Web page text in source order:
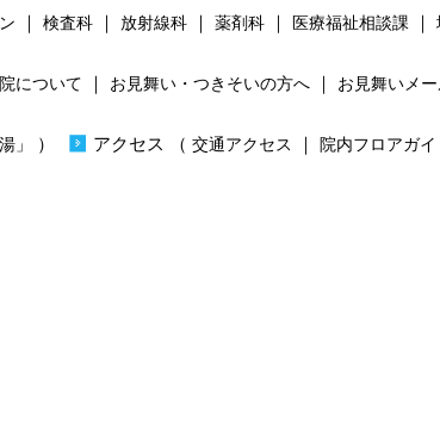
｜ 検査科 ｜ 放射線科 ｜ 薬剤科 ｜ 医療福祉相談課 ｜
について ｜ お見舞い・つきそいの方へ ｜ お見舞いメ
」 ） アクセス （ 交通アクセス ｜ 院内フロアガイ